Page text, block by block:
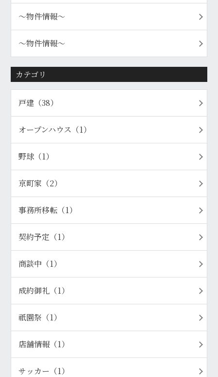
〜物件情報〜
〜物件情報〜
カテゴリ
戸建（38）
オープンハウス（1）
野球（1）
京町家（2）
事務所移転（1）
契約予定（1）
商談中（1）
成約御礼（1）
祇園祭（1）
店舗情報（1）
サッカー（1）